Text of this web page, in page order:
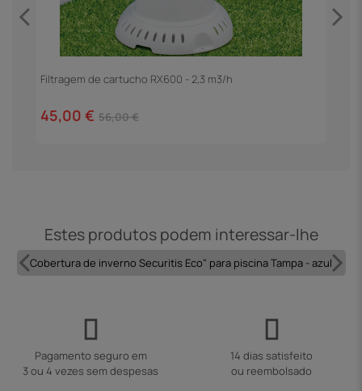
Filtragem de cartucho RX600 - 2,3 m3/h
45,00 € 56,00 €
Estes produtos podem interessar-lhe
Cobertura de inverno Securitis Eco" para piscina Tampa - azul
Pagamento seguro em
3 ou 4 vezes sem despesas
14 dias satisfeito
ou reembolsado